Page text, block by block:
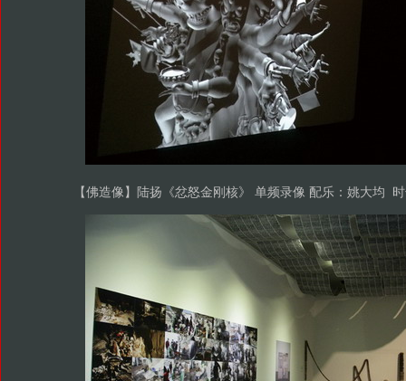
【佛造像】陆扬《忿怒金刚核》 单频录像 配乐：姚大均